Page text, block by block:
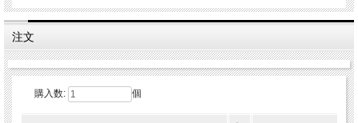
注文
購入数: 個